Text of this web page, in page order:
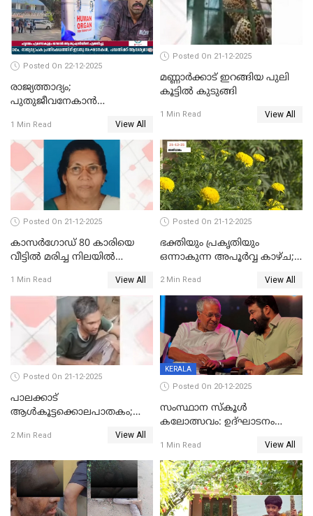
Posted On 22-12-2025
രാജ്യത്താദ്യം;
പുതുജീവനേകാൻ
എറണാകുളം സർക്കാർ
ജനറൽ
ആശുപത്രിയിലെത്തിച്ചു
1 Min Read View All
Posted On 21-12-2025
മണ്ണാർക്കാട് ഇറങ്ങിയ പുലി
കൂട്ടിൽ കുടുങ്ങി
1 Min Read View All
Posted On 21-12-2025
കാസർഗോഡ് 80 കാരിയെ
വീട്ടിൽ മരിച്ച നിലയിൽ
1 Min Read View All
Posted On 21-12-2025
ഭക്തിയും പ്രകൃതിയും
ഒന്നാകുന്ന അപൂര്‍വ്വ കാഴ്ച;
കാഴ്ചാനുഭവമൊരുക്കി
ശബരീ നന്ദനം
2 Min Read View All
Posted On 21-12-2025
പാലക്കാട്‌
ആൾകൂട്ടക്കൊലപാതകം;
ഊർജ്ജിതമാക്കിമാക്കി
2 Min Read View All
KERALA
Posted On 20-12-2025
സംസ്ഥാന സ്കൂൾ
കലോത്സവം: ഉദ്ഘാടനം
മുഖ്യാതിഥിയായി
മോഹൻലാൽ
1 Min Read View All